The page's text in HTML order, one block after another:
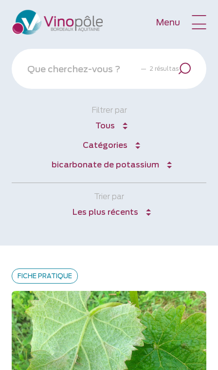
Menu
— 2 résultas
Filtrer par
Tous
Catégories
bicarbonate de potassium
Trier par
Les plus récents
FICHE PRATIQUE